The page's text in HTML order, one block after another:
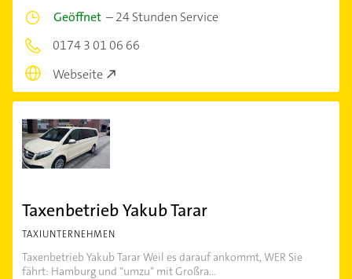
Geöffnet –24 Stunden Service
0174 3 01 06 66
Webseite
Taxenbetrieb Yakub Tarar
TAXIUNTERNEHMEN
Taxenbetrieb Yakub Tarar Weil es darauf ankommt, WER Sie
fährt: Hamburg und "umzu" mit Großra...